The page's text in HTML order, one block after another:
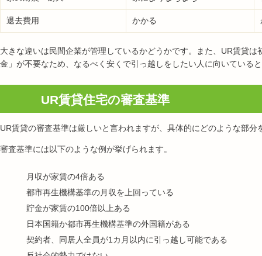
退去費用 かかる
大きな違いは民間企業が管理しているかどうかです。また、UR賃貸
金」が不要なため、なるべく安くで引っ越しをしたい人に向いている
UR賃貸住宅の審査基準
UR賃貸の審査基準は厳しいと言われますが、具体的にどのような部
審査基準には以下のような例が挙げられます。
月収が家賃の4倍ある
都市再生機構基準の月収を上回っている
貯金が家賃の100倍以上ある
日本国籍か都市再生機構基準の外国籍がある
契約者、同居人全員が1カ月以内に引っ越し可能である